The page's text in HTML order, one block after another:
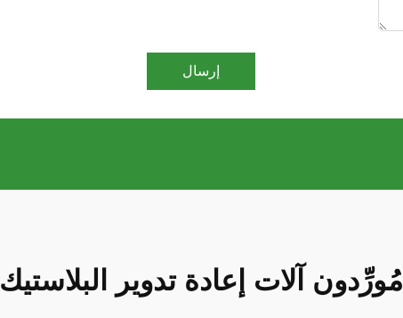
إرسال
مُورِّدون آلات إعادة تدوير البلاستيك